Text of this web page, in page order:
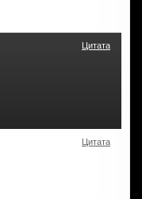
Цитата
Цитата